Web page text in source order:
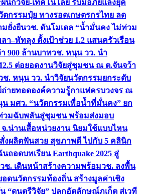
ผนึกวิจัย-เทคโนโลยี รับมือภัยแล้งยุค
ตกรรมปุ๋ย ทางรอดเกษตรกรไทย ลด
มยั่งยืนวช. ดันโมเดล “น้ำมั่นคง ไม่ท่วม
–พัทลุง ตั้งเป้าช่วย 1.2 แสนครัวเรือน
900 ล้านบาทวช. หนุน วว. นำ
ต่อยอดงานวิจัยสู่ชุมชน ณ ต.จันจว้า
ช. หนุน วว. นำวิจัยนวัตกรรมยกระดับ
ายทอดองค์ความรู้กาแฟครบวงจร ณ
มศว. “นวัตกรรมเพื่อน้ำที่มั่นคง” ยก
วมฉับพลันสู่ชุมชน พร้อมส่งมอบ
จ.น่านเสื้อหน่วยงาน นิยมใช้แบบไหน
งผลิตฟันสวย สุขภาพดี ไปกับ 5 คลินิก
นถอดบทเรียน Earthquake 2025 สู่
วช. เดินหน้าสร้างความพร้อมวช. ลงพื้น
ดนวัตกรรมท้องถิ่น สร้างมูลค่าเชิง
“ดนตรีวิจัย” ปลุกอัตลักษณ์ภูเก็ต สู่เวที